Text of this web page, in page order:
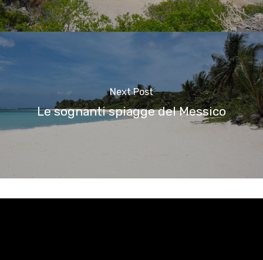
Next Post
Le sognanti spiagge del Messico